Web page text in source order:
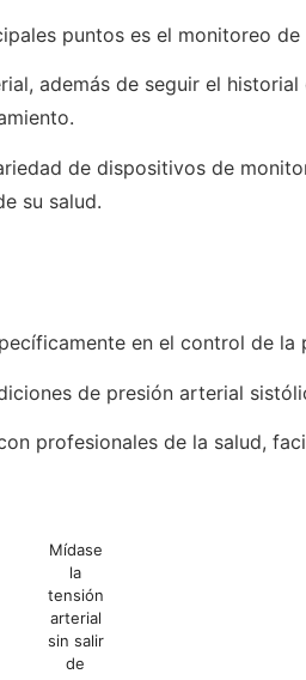
puntos es el monitoreo
además de seguir el
de dispositivos de
su salud.
en el control de la
de presión arterial
profesionales de la salud,
Mídase
la
tensión
arterial
sin salir
de